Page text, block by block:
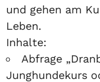
und gehen am
Leben.
Inhalte:
Abfrage
Junghundekurs